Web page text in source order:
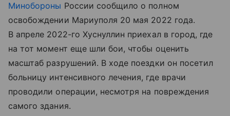
Минобороны России сообщило о полном
освобождении Мариуполя 20 мая 2022 года.
В апреле 2022-го Хуснуллин приехал в город, где
на тот момент еще шли бои, чтобы оценить
масштаб разрушений. В ходе поездки он посетил
больницу интенсивного лечения, где врачи
проводили операции, несмотря на повреждения
самого здания.